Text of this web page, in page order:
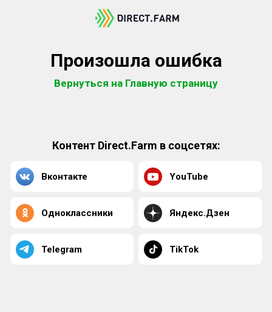
Произошла ошибка
Вернуться на Главную страницу
Контент Direct.Farm в соцсетях:
Вконтакте YouTube
Одноклассники Яндекс.Дзен
Telegram TikTok